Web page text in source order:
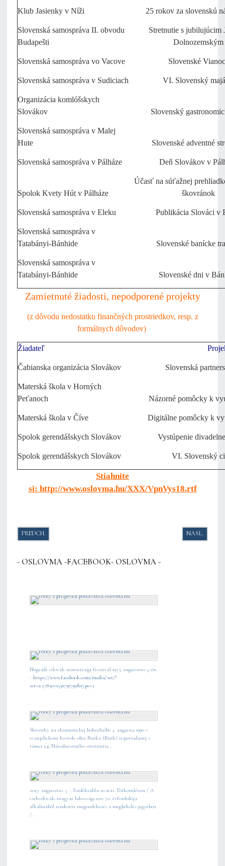
Klub Jasienky v Níži 25 rokov za slovenskú
Slovenská samospráva II. obvodu
Budapešti
Stretnutie s jubilujúcim
Dolnozemským
Slovenská samospráva vo Vacove Slovenské
Slovenská samospráva v Sudiciach VI. Slovenský
Organizácia komlóšskych
Slovákov
Slovenský
Slovenská samospráva v Malej
Hute
Slovenské adventné
Slovenská samospráva v Pálháze Deň Slovákov v
Spolok Kvety Hút v Pálháze
Účasť na súťažnej
škovránok
Slovenská samospráva v Eleku Publikácia Slováci v
Slovenská samospráva v
Tatabányi-Bánhide
Slovenské banícke
Slovenská samospráva v
Tatabányi-Bánhide
Slovenské dni v
Zamietnuté žiadosti, nepodporené projekty
(z dôvodu nedostatku finančných prostriedkov, resp. z
formálnych dôvodov)
Žiadateľ
Čabianska organizácia Slovákov Slovenská
Materská škola v Horných
Peťanoch
Názorné pomôcky k
Materská škola v Číve Digitálne pomôcky k
Spolok gerendášskych Slovákov Vystúpenie
Spolok gerendášskych Slovákov VI. Slovenský
Stiahnite
si: http://www.oslovma.hu/XXX/VpnVys18.rtf
PREDCHÁDZAJÚCI ČLÁNOK: ZOMREL AKADEMICKÝ MALIAR TIBOR
PREDCH. NASL.
- OSLOVMA -FACEBOOK- OSLOVMA -
Nógrádi szlovák nemzetiségi fesztivál 1973. augusztus 5-én.
- https://www.facebook.com/media/set/?
set=a.2783071591791799&type=3
Slovenky na ekumenickej bohoslužbe 5. augusta 1990 v
evanjelickom kostole obce Banka (Bánk) usporiadanej v
rámci 24. Národnostného stretnutia...
2017. augusztus 5. - Emléktábla-avatás Tótkomlóson / A
csehszlovák-magyar lakosságcsere 70. évfordulója
alkalmából rendezett megemlékezés a megbékélés jegyében
/...